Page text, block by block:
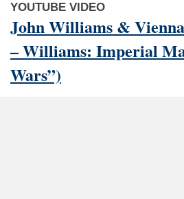
YOUTUBE VIDEO
John Williams &
– Williams: Imperial
Wars”)